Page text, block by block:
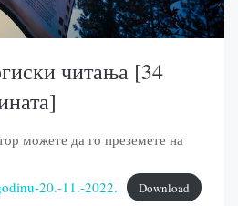
читања [34
можете да го преземете на
20.-11.-2022.
Download